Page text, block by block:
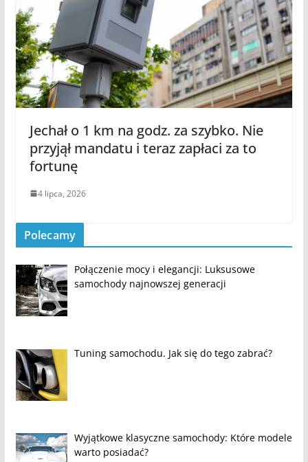
Jechał o 1 km na godz. za szybko. Nie
przyjął mandatu i teraz zapłaci za to
fortunę
4 lipca, 2026
Polecamy
Połączenie mocy i elegancji: Luksusowe
samochody najnowszej generacji
Tuning samochodu. Jak się do tego zabrać?
Wyjątkowe klasyczne samochody: Które modele
warto posiadać?